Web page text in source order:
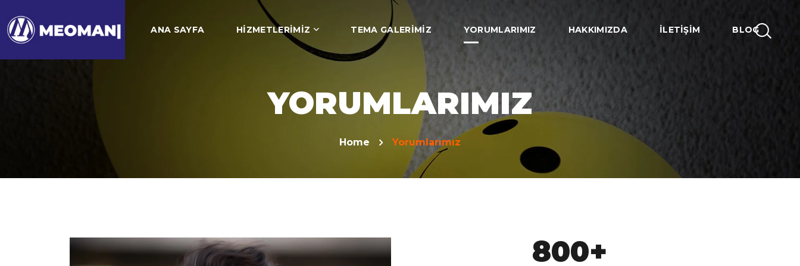
ANA SAYFA HIZMETLERIMIZ TEMA GALERIMIZ YORUMLARIMIZ HAKKIMIZDA İLETIŞIM BLOG
YORUMLARIMIZ
Home Yorumlarımız
800+